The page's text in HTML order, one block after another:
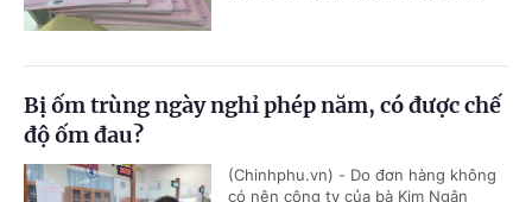
Bị ốm trùng ngày nghỉ phép năm, có được chế
độ ốm đau?
(Chinhphu.vn) - Do đơn hàng không
có nên công ty của bà Kim Ngân